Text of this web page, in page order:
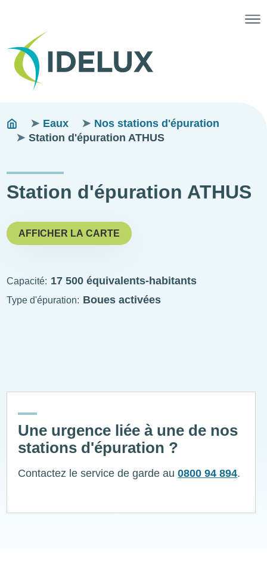
Fils
d'ariane
You
are
Eaux
Nos stations d'épuration
Station d'épuration ATHUS
Station d'épuration ATHUS
AFFICHER LA CARTE
visitable
Capacité 17 500 équivalents-habitants
Type d'épuration Boues activées
Une urgence liée à une de nos
stations d'épuration ?
Contactez le service de garde au0800 94 894.